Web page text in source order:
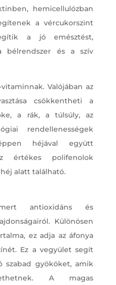
hemicellulózban
a vércukorszint
a jó emésztést,
bélrendszer és a szív
Valójában az
csökkentheti a
a rák, a túlsúly, az
rendellenességek
héjával együtt
értékes polifenolok
alatt található.
antioxidáns és
Különösen
ez adja az áfonya
Ez a vegyület segít
szabad gyököket, amik
A magas